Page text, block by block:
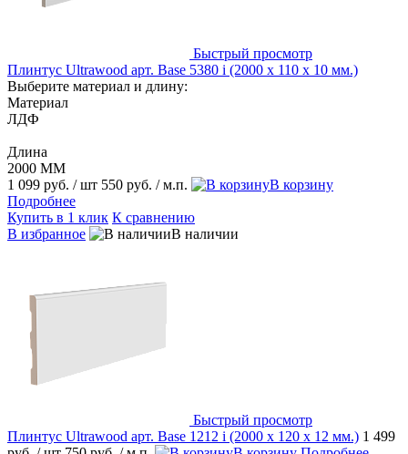
Быстрый просмотр
Плинтус Ultrawood арт. Base 5380 i (2000 x 110 x 10 мм.)
Выберите материал и длину:
Материал
ЛДФ
Длина
2000 ММ
1 099 руб. / шт 550 руб. / м.п.
В корзину
Подробнее
Купить в 1 клик К сравнению
В избранное
В наличии
Быстрый просмотр
Плинтус Ultrawood арт. Base 1212 i (2000 x 120 x 12 мм.) 1 499